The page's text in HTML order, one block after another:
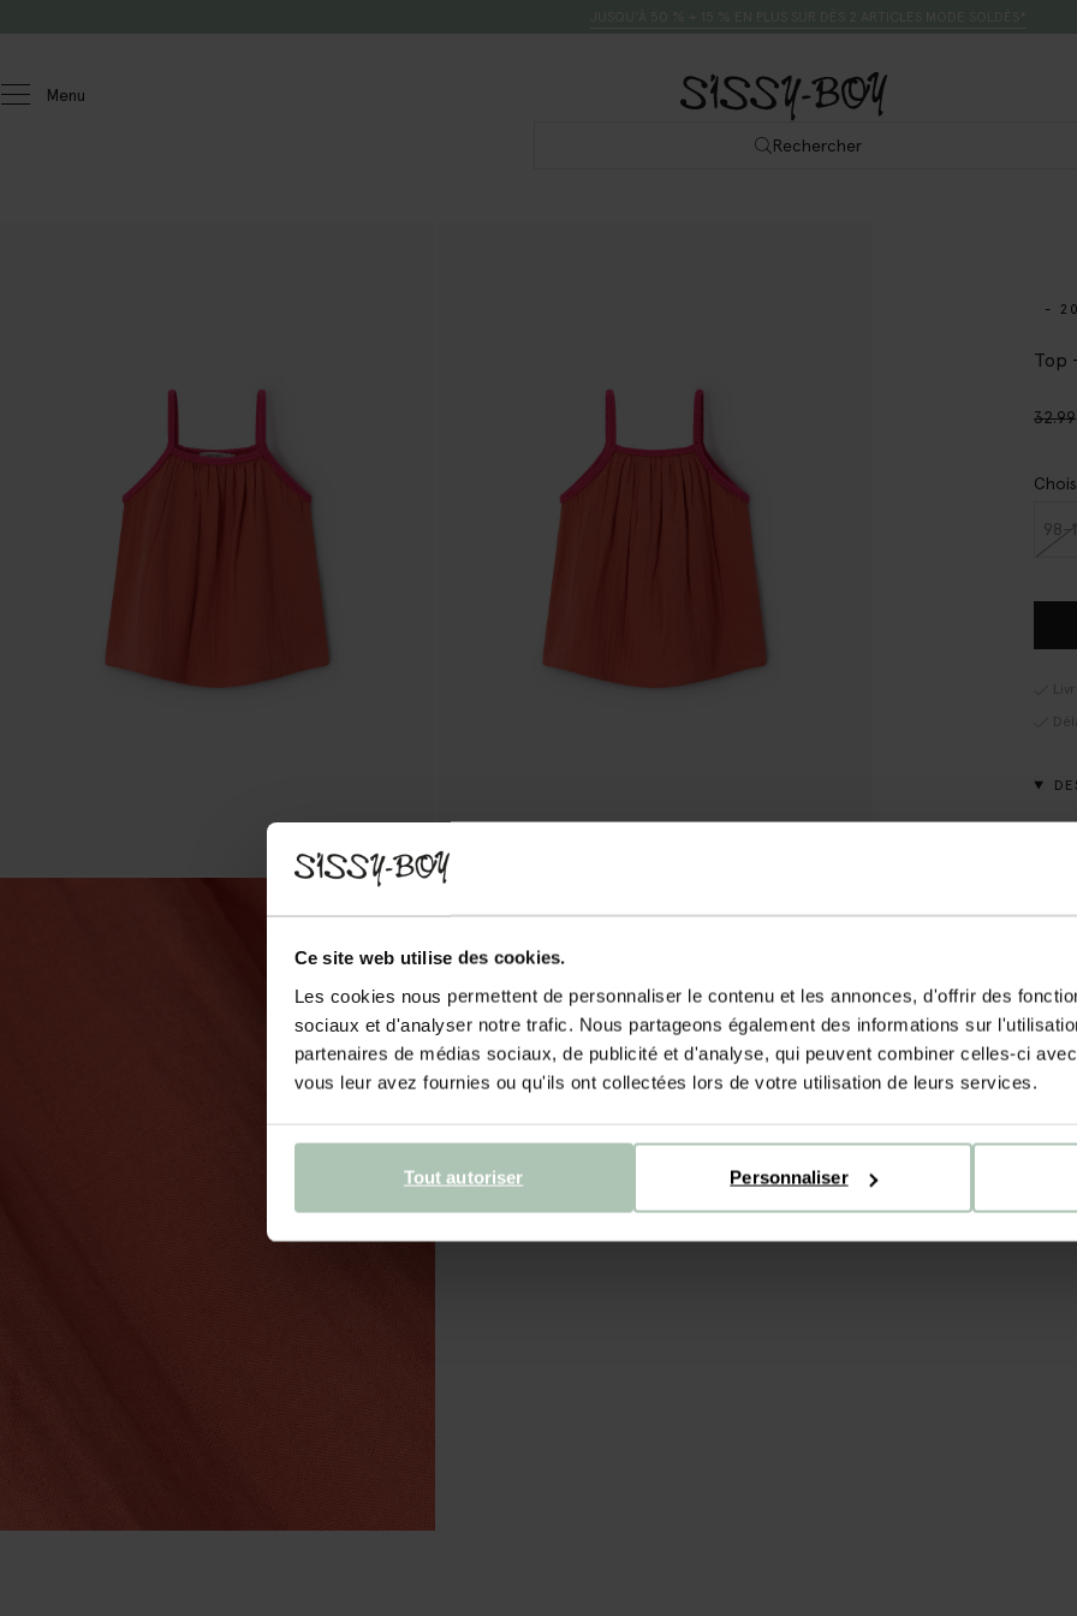
Ce site web utilise des cookies.
Les cookies nous permettent de personnaliser le contenu et les annonces, d'offrir des
sociaux et d'analyser notre trafic. Nous partageons également des informations sur
partenaires de médias sociaux, de publicité et d'analyse, qui peuvent combiner celles-ci
vous leur avez fournies ou qu'ils ont collectées lors de votre utilisation de leurs services.
Personnaliser
Tout autoriser
Menu
Rechercher
-
Top
32.99
98-
Top
une